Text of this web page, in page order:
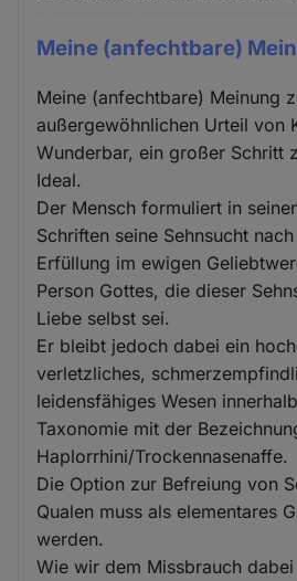
Meine (anfechtbare)
Meine (anfechtbare) Meinung
außergewöhnlichen Urteil von
Wunderbar, ein großer Schritt
Ideal.
Der Mensch formuliert in
Schriften seine Sehnsucht
Erfüllung im ewigen
Person Gottes, die dieser
Liebe selbst sei.
Er bleibt jedoch dabei ein
verletzliches,
leidensfähiges Wesen
Taxonomie mit der
Haplorrhini/Trockennasenaffe.
Die Option zur Befreiung von
Qualen muss als elementares
werden.
Wie wir dem Missbrauch